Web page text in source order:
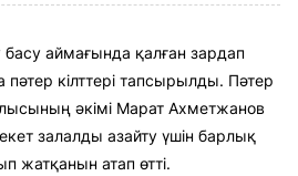
басу аймағында қалған зардап
пәтер кілттері тапсырылды. Пәтер
әкімі Марат Ахметжанов
залалды азайту үшін барлық
жатқанын атап өтті.